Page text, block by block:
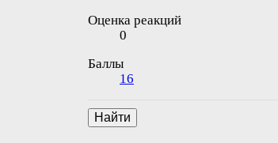
Оценка реакций
0
Баллы
16
Найти